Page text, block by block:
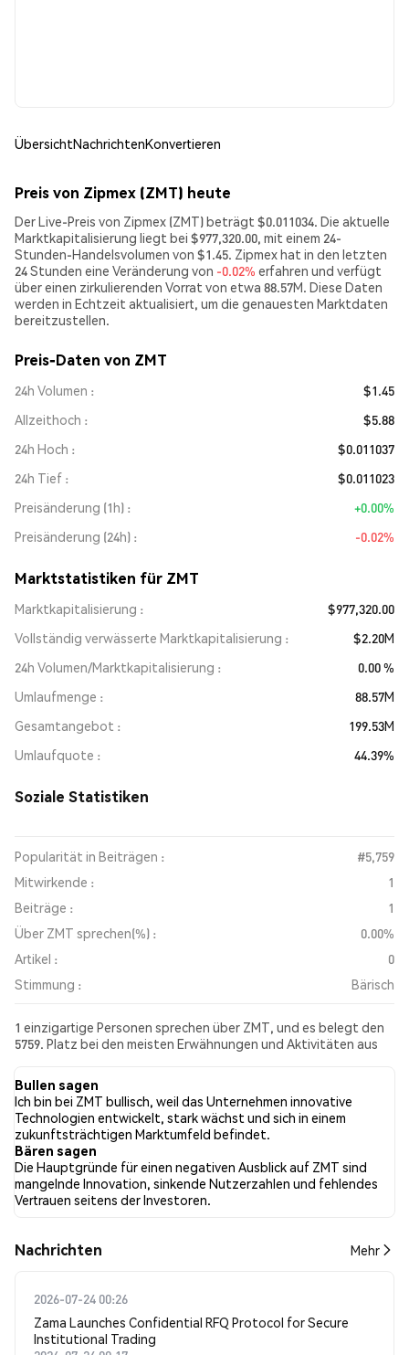
ÜbersichtNachrichtenKonvertieren
Preis von Zipmex (ZMT) heute
Der Live-Preis von Zipmex (ZMT) beträgt $0.011034. Die aktuelle
Marktkapitalisierung liegt bei $977,320.00, mit einem 24-
Stunden-Handelsvolumen von $1.45. Zipmex hat in den letzten
24 Stunden eine Veränderung von -0.02% erfahren und verfügt
über einen zirkulierenden Vorrat von etwa 88.57M. Diese Daten
werden in Echtzeit aktualisiert, um die genauesten Marktdaten
bereitzustellen.
Preis-Daten von ZMT
24h Volumen
$1.45
Allzeithoch
$5.88
24h Hoch
$0.011037
24h Tief
$0.011023
Preisänderung (1h)
+0.00%
Preisänderung (24h)
-0.02%
Marktstatistiken für ZMT
Marktkapitalisierung
$977,320.00
Vollständig verwässerte Marktkapitalisierung
$2.20M
24h Volumen/Marktkapitalisierung
0.00 %
Umlaufmenge
88.57M
Gesamtangebot
199.53M
Umlaufquote
44.39%
Soziale Statistiken
Popularität in Beiträgen :
#5,759
Mitwirkende :
1
Beiträge :
1
Über ZMT sprechen(%) :
0.00%
Artikel :
0
Stimmung :
Bärisch
1 einzigartige Personen sprechen über ZMT, und es belegt den
5759. Platz bei den meisten Erwähnungen und Aktivitäten aus
Stimmung gegenüber ZMT in allen sozialen Medien Bärisch.
Schließlich wurden 0 Nachrichtenartikel über ZMT veröffentlicht.
Auf Twitter hatten NaN% der Tweets eine bullishe Stimmung im
Vergleich zu NaN% der Tweets mit einer bärischen Stimmung
über ZMT. NaN% der Tweets waren neutral gegenüber ZMT.
Diese Stimmungen basieren auf 0 Tweets.
Bullen sagen
Ich bin bei ZMT bullisch, weil das Unternehmen innovative
Technologien entwickelt, stark wächst und sich in einem
zukunftsträchtigen Marktumfeld befindet.
Bären sagen
Die Hauptgründe für einen negativen Ausblick auf ZMT sind
mangelnde Innovation, sinkende Nutzerzahlen und fehlendes
Vertrauen seitens der Investoren.
Nachrichten Mehr
2026-07-24 00:26
Zama Launches Confidential RFQ Protocol for Secure
Institutional Trading